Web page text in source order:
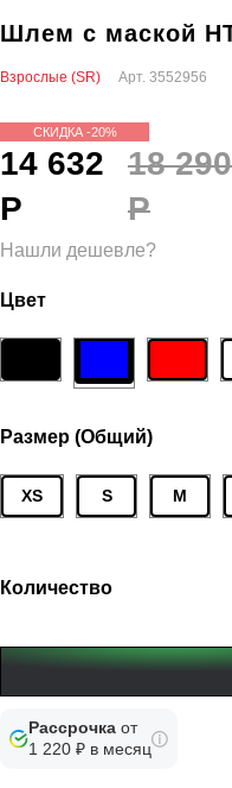
Шлем с маской
Взрослые (SR) Арт. 3552956
СКИДКА -20%
14 632
Р
18 290
Р
Нашли дешевле?
Цвет
Размер (Общий)
XS S M
Количество
Рассрочка от
1 220 ₽ в месяц